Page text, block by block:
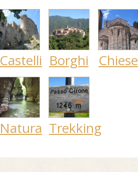
Castelli Borghi Chiese
Natura Trekking